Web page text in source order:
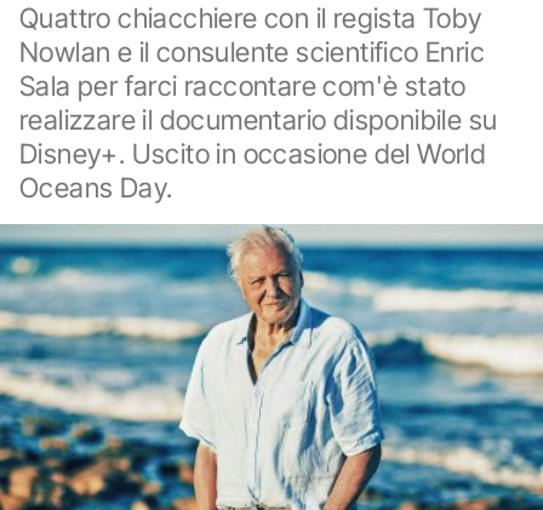
Quattro chiacchiere con il regista Toby
Nowlan e il consulente scientifico Enric
Sala per farci raccontare com'è stato
realizzare il documentario disponibile su
Disney+. Uscito in occasione del World
Oceans Day.